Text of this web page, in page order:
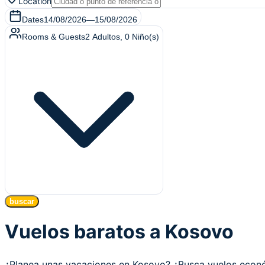
Dates14/08/2026—15/08/2026
Rooms & Guests2 Adultos 0 Niño(s)
buscar
Vuelos baratos a Kosovo